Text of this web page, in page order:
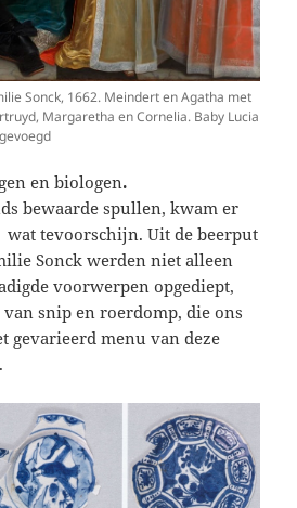
Sonck, 1662. Meindert en Agatha met
Margaretha en Cornelia. Baby Lucia
en biologen.
bewaarde spullen, kwam er
tevoorschijn. Uit de beerput
Sonck werden niet alleen
voorwerpen opgediept,
snip en roerdomp, die ons
gevarieerd menu van deze